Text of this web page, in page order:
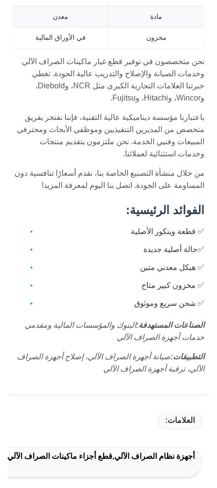
مادة معدن
مخزون في الأوراق المالية
نحن متخصصون في توفير قطع غيار ماكينات الصراف الآلي
وخدمات الصيانة والإصلاح والتدريب عالية الجودة. تغطي
خبرتنا العلامات التجارية الكبرى مثل NCR، وDiebold،
وWincor، وHitachi، وFujitsu.
باعتبارنا مؤسسة ديناميكية عالية التقنية، فإننا نفتخر بفريق
متخصص من المديرين التنفيذيين وموظفي الأبحاث ومحترفي
المبيعات وفنيي الخدمة. نحن ملتزمون بتقديم منتجات
وخدمات استثنائية لعملائنا.
من خلال منشأة التصنيع الخاصة بنا، نقدم أسعارًا تنافسية دون
المساومة على الجودة. اتصل بنا اليوم لمعرفة المزيد!
الفوائد الرئيسية:
✅ قطعة وينكور الأصلية
✅حالة أصلية جديدة
✅ هيكل معدني متين
✅ مخزون كبير متاح
✅ شحن سريع وموثوق
الصناعات المستهدفة:البنوك والمؤسسات المالية ومقدمي
خدمات أجهزة الصراف الآلي
التطبيقات:صيانة أجهزة الصراف الآلي، إصلاح أجهزة الصراف
الآلي، ترقية أجهزة الصراف الآلي
العلامات:
أجهزة نظام الصراف الآلي,قطع أجزاء ماكينات الصراف